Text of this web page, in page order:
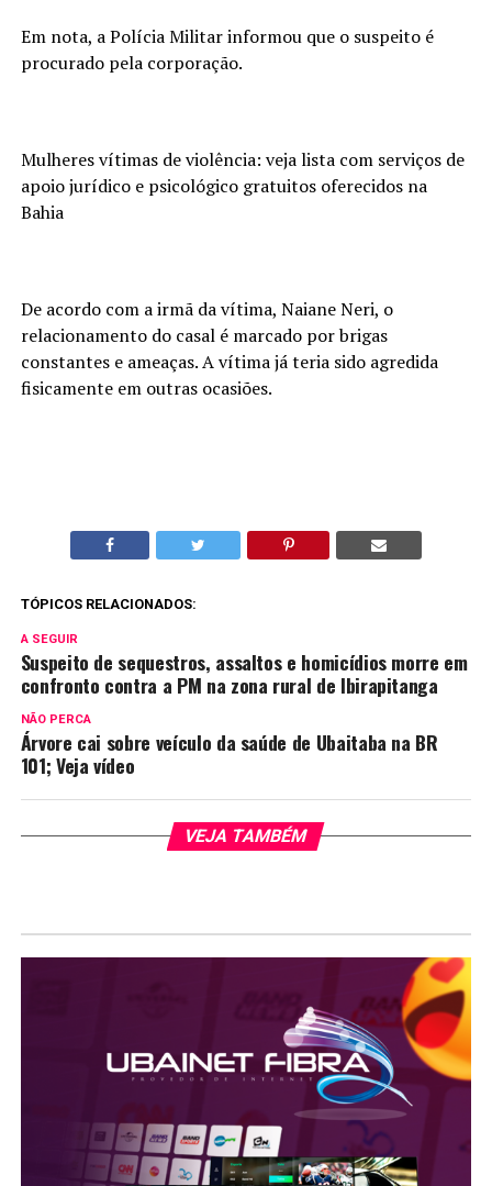
Em nota, a Polícia Militar informou que o suspeito é
procurado pela corporação.
Mulheres vítimas de violência: veja lista com serviços de
apoio jurídico e psicológico gratuitos oferecidos na
Bahia
De acordo com a irmã da vítima, Naiane Neri, o
relacionamento do casal é marcado por brigas
constantes e ameaças. A vítima já teria sido agredida
fisicamente em outras ocasiões.
TÓPICOS RELACIONADOS:
A SEGUIR
Suspeito de sequestros, assaltos e homicídios morre em
confronto contra a PM na zona rural de Ibirapitanga
NÃO PERCA
Árvore cai sobre veículo da saúde de Ubaitaba na BR
101; Veja vídeo
VEJA TAMBÉM